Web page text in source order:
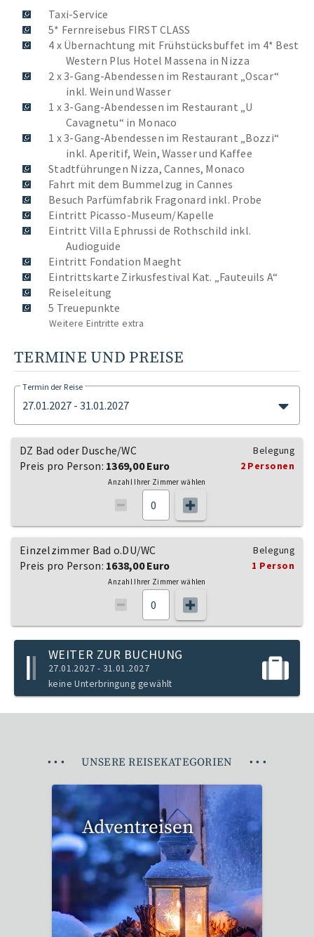
Taxi-Service
5* Fernreisebus FIRST CLASS
4 x Übernachtung mit Frühstücksbuffet im 4* Best
Western Plus Hotel Massena in Nizza
2 x 3-Gang-Abendessen im Restaurant „Oscar“
inkl. Wein und Wasser
1 x 3-Gang-Abendessen im Restaurant „U
Cavagnetu“ in Monaco
1 x 3-Gang-Abendessen im Restaurant „Bozzi“
inkl. Aperitif, Wein, Wasser und Kaffee
Stadtführungen Nizza, Cannes, Monaco
Fahrt mit dem Bummelzug in Cannes
Besuch Parfümfabrik Fragonard inkl. Probe
Eintritt Picasso-Museum/Kapelle
Eintritt Villa Ephrussi de Rothschild inkl.
Audioguide
Eintritt Fondation Maeght
Eintrittskarte Zirkusfestival Kat. „Fauteuils A“
Reiseleitung
5 Treuepunkte
Weitere Eintritte extra
TERMINE UND PREISE
Termin der Reise
27.01.2027 - 31.01.2027
DZ Bad oder Dusche/WC
Preis pro Person: 1369,00 Euro
Belegung
2 Personen
Anzahl Ihrer Zimmer wählen
Einzelzimmer Bad o.DU/WC
Preis pro Person: 1638,00 Euro
Belegung
1 Person
Anzahl Ihrer Zimmer wählen
WEITER ZUR BUCHUNG
27.01.2027 - 31.01.2027
keine Unterbringung gewählt
• • • UNSERE REISEKATEGORIEN • • •
Adventreisen